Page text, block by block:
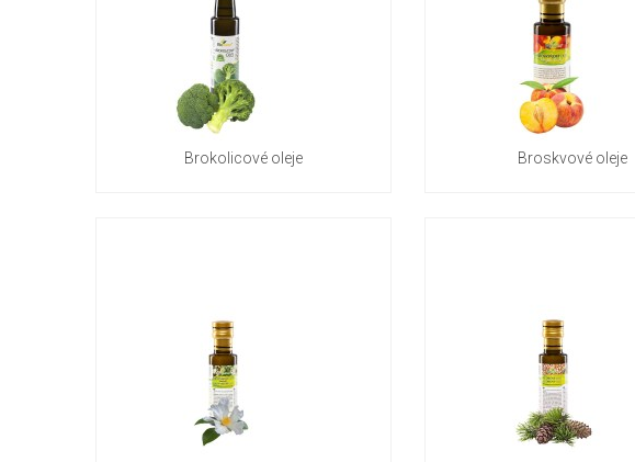
Brokolicové oleje Broskvové oleje